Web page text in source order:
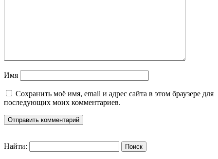
Имя
Сохранить моё имя, email и адрес сайта в этом браузере для
последующих моих комментариев.
Найти: